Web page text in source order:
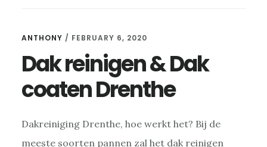
ANTHONY / FEBRUARY 6, 2020
Dak reinigen & Dak
coaten Drenthe
Dakreiniging Drenthe, hoe werkt het? Bij de
meeste soorten pannen zal het dak reinigen